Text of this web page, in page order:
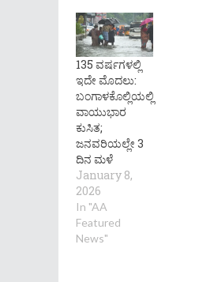
135 ವರ್ಷಗಳಲ್ಲಿ
ಇದೇ ಮೊದಲು:
ಬಂಗಾಳಕೊಲ್ಲಿಯಲ್ಲಿ
ವಾಯುಭಾರ
ಕುಸಿತ;
ಜನವರಿಯಲ್ಲೇ 3
ದಿನ ಮಳೆ
January 8,
2026
In "AA
Featured
News"